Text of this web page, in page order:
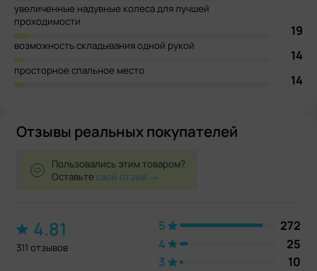
увеличенные надувные колеса для лучшей
проходимости
19
возможность складывания одной рукой
14
просторное спальное место
14
Отзывы реальных покупателей
Пользовались этим товаром?
Оставьтесвой отзыв
4.81
311 отзывов
5
272
4
25
3
10